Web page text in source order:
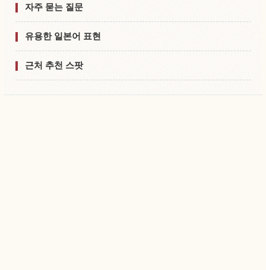
자주 묻는 질문
유용한 일본어 표현
근처 추천 스팟